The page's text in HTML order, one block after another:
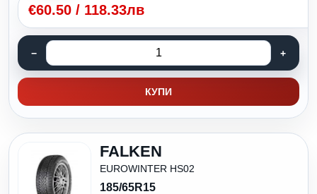
€60.50 / 118.33лв
КУПИ
FALKEN
EUROWINTER HS02
185/65R15